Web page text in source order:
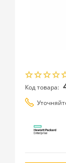
Код товара: